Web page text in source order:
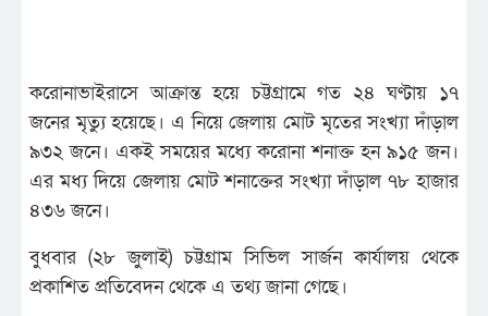
করোনাভাইরাসে আক্রান্ত হয়ে চট্টগ্রামে গত ২৪ ঘণ্টায় ১৭
জনের মৃত্যু হয়েছে। এ নিয়ে জেলায় মোট মৃতের সংখ্যা দাঁড়াল
৯৩২ জনে। একই সময়ের মধ্যে করোনা শনাক্ত হন ৯১৫ জন।
এর মধ্য দিয়ে জেলায় মোট শনাক্তের সংখ্যা দাঁড়াল ৭৮ হাজার
৪৩৬ জনে।
বুধবার (২৮ জুলাই) চট্টগ্রাম সিভিল সার্জন কার্যালয় থেকে
প্রকাশিত প্রতিবেদন থেকে এ তথ্য জানা গেছে।